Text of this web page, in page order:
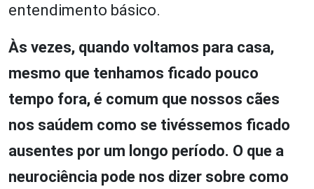
entendimento básico.
Às vezes, quando voltamos para casa,
mesmo que tenhamos ficado pouco
tempo fora, é comum que nossos cães
nos saúdem como se tivéssemos ficado
ausentes por um longo período. O que a
neurociência pode nos dizer sobre como